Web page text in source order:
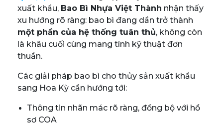
xuất khẩu, Bao Bì Nhựa Việt Thành nhận thấy
xu hướng rõ ràng: bao bì đang dần trở thành
một phần của hệ thống tuân thủ, không còn
là khâu cuối cùng mang tính kỹ thuật đơn
thuần.
Các giải pháp bao bì cho thủy sản xuất khẩu
sang Hoa Kỳ cần hướng tới:
Thông tin nhãn mác rõ ràng, đồng bộ với hồ
sơ COA